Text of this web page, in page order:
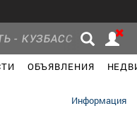
- КУЗБАСС
ОБЪЯВЛЕНИЯ
Информация